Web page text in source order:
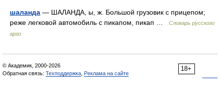
шаланда — ШАЛАНДА, ы, ж. Большой грузовик с прицепом;
реже легковой автомобиль с пикапом, пикап …
Словарь русского
арго
18+
© Академик, 2000-2026
Обратная связь: Техподдержка Реклама на сайте